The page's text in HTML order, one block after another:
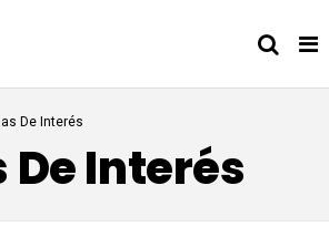
De Interés
De Interés